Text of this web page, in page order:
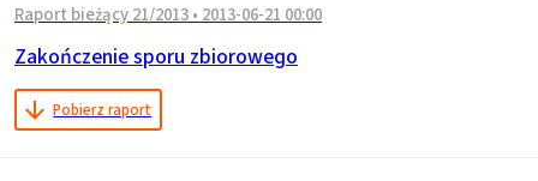
Raport bieżący 21/2013 • 2013-06-21 00:00
Zakończenie sporu zbiorowego
Pobierz raport